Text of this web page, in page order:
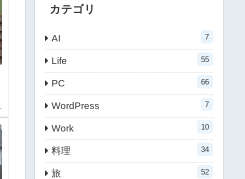
カテゴリ
AI 7
Life 55
PC 66
WordPress 7
Work 10
料理 34
旅 52